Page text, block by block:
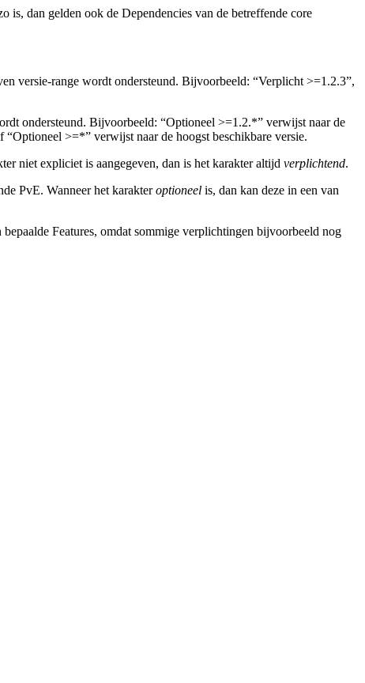
is, dan gelden ook de Dependencies van de betreffende core
versie-range wordt ondersteund. Bijvoorbeeld: “Verplicht >=1.2.3”,
ondersteund. Bijvoorbeeld: “Optioneel >=1.2.*” verwijst naar de
>=*” verwijst naar de hoogst beschikbare versie.
niet expliciet is aangegeven, dan is het karakter altijd verplichtend.
PvE. Wanneer het karakteroptioneel is, dan kan deze in een van
Features, omdat sommige verplichtingen bijvoorbeeld nog